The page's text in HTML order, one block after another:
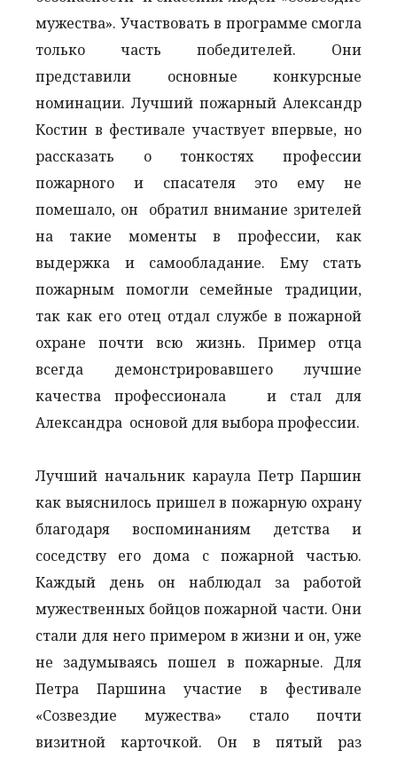
мужества». Участвовать в программе смогла
только часть победителей. Они
представили основные конкурсные
номинации. Лучший пожарный Александр
Костин в фестивале участвует впервые, но
рассказать о тонкостях профессии
пожарного и спасателя это ему не
помешало, он обратил внимание зрителей
на такие моменты в профессии, как
выдержка и самообладание. Ему стать
пожарным помогли семейные традиции,
так как его отец отдал службе в пожарной
охране почти всю жизнь. Пример отца
всегда демонстрировавшего лучшие
качества профессионала и стал для
Александра основой для выбора профессии.
Лучший начальник караула Петр Паршин
как выяснилось пришел в пожарную охрану
благодаря воспоминаниям детства и
соседству его дома с пожарной частью.
Каждый день он наблюдал за работой
мужественных бойцов пожарной части. Они
стали для него примером в жизни и он, уже
не задумываясь пошел в пожарные. Для
Петра Паршина участие в фестивале
«Созвездие мужества» стало почти
визитной карточкой. Он в пятый раз